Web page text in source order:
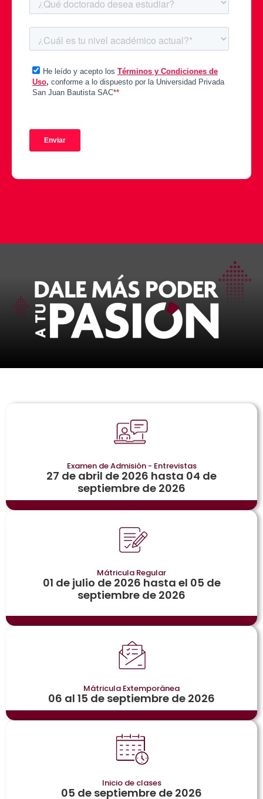
Examen de Admisión - Entrevistas
27 de abril de 2026 hasta 04 de
septiembre de 2026
Mátricula Regular
01 de julio de 2026 hasta el 05 de
septiembre de 2026
Mátricula Extemporánea
06 al 15 de septiembre de 2026
Inicio de clases
05 de septiembre de 2026